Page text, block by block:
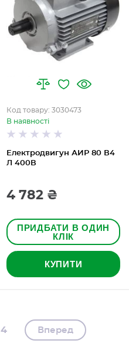
Електродвигун АИР 80 В4
Л 400В
Код товару: 3030473
В наявності
4 782 ₴
ПРИДБАТИ В ОДИН
КЛІК
КУПИТИ
4 Вперед